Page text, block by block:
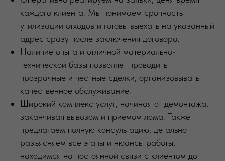
каждого клиента. Мы понимаем срочность
утилизации отходов и готовы выехать на указанный
адрес сразу после заключения договора.
Наличие опыта и отличной материально-
технической базы позволяет проводить
прозрачные и честные сделки, организовывать
качественное обслуживание.
Широкий комплекс услуг, начиная от демонтажа,
заканчивая вывозом и приемом лома. Также
предлагаем полную консультацию, детально
разъясняем все этапы и нюансы работы,
находимся на постоянной связи с клиентом до